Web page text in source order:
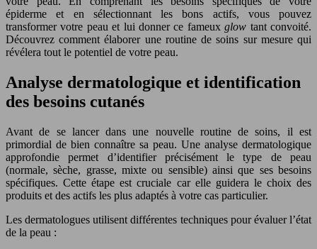
épiderme et en sélectionnant les bons actifs, vous pouvez
transformer votre peau et lui donner ce fameuxglow tant convoité.
Découvrez comment élaborer une routine de soins sur mesure qui
révélera tout le potentiel de votre peau.
Analyse dermatologique et identification
des besoins cutanés
Avant de se lancer dans une nouvelle routine de soins, il est
primordial de bien connaître sa peau. Une analyse dermatologique
approfondie permet d’identifier précisément le type de peau
(normale, sèche, grasse, mixte ou sensible) ainsi que ses besoins
spécifiques. Cette étape est cruciale car elle guidera le choix des
produits et des actifs les plus adaptés à votre cas particulier.
Les dermatologues utilisent différentes techniques pour évaluer l’état
de la peau :